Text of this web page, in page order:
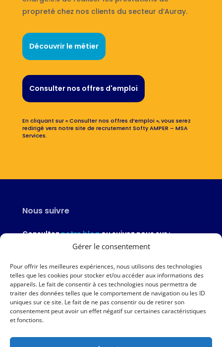
Gérer le consentement
Pour offrir les meilleures expériences, nous utilisons des technologies
telles que les cookies pour stocker et/ou accéder aux informations des
appareils. Le fait de consentir à ces technologies nous permettra de
traiter des données telles que le comportement de navigation ou les ID
uniques sur ce site. Le fait de ne pas consentir ou de retirer son
consentement peut avoir un effet négatif sur certaines caractéristiques
et fonctions.
propreté chez nos clients du secteur d’Auray.
Découvrir le métier
Consulter nos offres d'emploi
En cliquant sur « Consulter nos offres d’emploi », vous serez
redirigé vers notre site de recrutement Softy AMPER – MSA
Services.
Nous suivre
Consulteznotre blogou suivez nous sur :
Nous contacter
02 97 46 51 97
Nous écrire